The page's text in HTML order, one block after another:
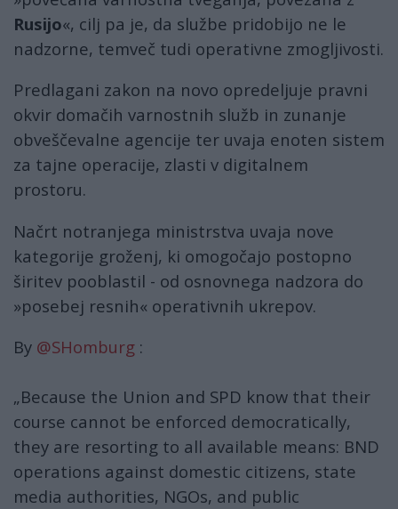
Rusijo«, cilj pa je, da službe pridobijo ne le
nadzorne, temveč tudi operativne zmogljivosti.
Predlagani zakon na novo opredeljuje pravni
okvir domačih varnostnih služb in zunanje
obveščevalne agencije ter uvaja enoten sistem
za tajne operacije, zlasti v digitalnem
prostoru.
Načrt notranjega ministrstva uvaja nove
kategorije groženj, ki omogočajo postopno
širitev pooblastil - od osnovnega nadzora do
»posebej resnih« operativnih ukrepov.
By @SHomburg :
„Because the Union and SPD know that their
course cannot be enforced democratically,
they are resorting to all available means: BND
operations against domestic citizens, state
media authorities, NGOs, and public